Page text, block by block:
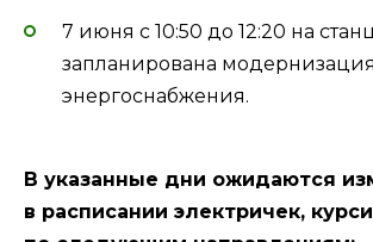
7 июня с 10:50 до 12:20 на
запланирована
энергоснабжения.
В указанные дни ожидаются
в расписании электричек,